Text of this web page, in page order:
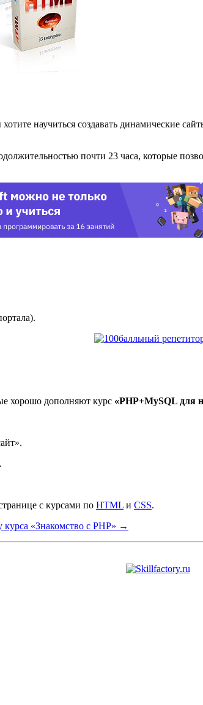
научиться создавать динамические
почти 23 часа, которые
хорошо дополняют курс «PHP+MySQL для
с курсами по HTML и CSS.
курса «Знакомство с PHP» →